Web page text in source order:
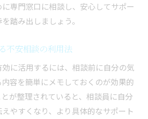
専門窓口に相談し、安心してサポー
踏み出しましょう。
不安相談の利用法
に活用するには、相談前に自分の気
容を簡単にメモしておくのが効果的
が整理されていると、相談員に自分
やすくなり、より具体的なサポート